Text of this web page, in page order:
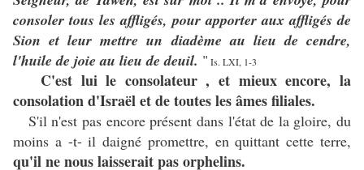
consoler tous les affligés, pour apporter aux affligés de
Sion et leur mettre un diadème au lieu de cendre,
l'huile de joie au lieu de deuil. " Is. LXI, 1-3
C'est lui le consolateur , et mieux encore, la
consolation d'Israël et de toutes les âmes filiales.
S'il n'est pas encore présent dans l'état de la gloire, du
moins a -t- il daigné promettre, en quittant cette terre,
qu'il ne nous laisserait pas orphelins.